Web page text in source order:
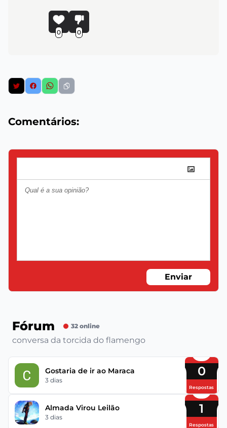
0 0
Comentários:
Enviar
Fórum 32 online
conversa da torcida do flamengo
Gostaria de ir ao Maraca
3 dias
0
Respostas
Almada Virou Leilão
3 dias
1
Respostas